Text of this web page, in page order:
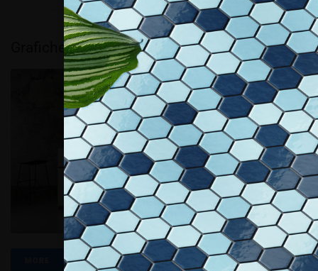
Grafiche botaniche